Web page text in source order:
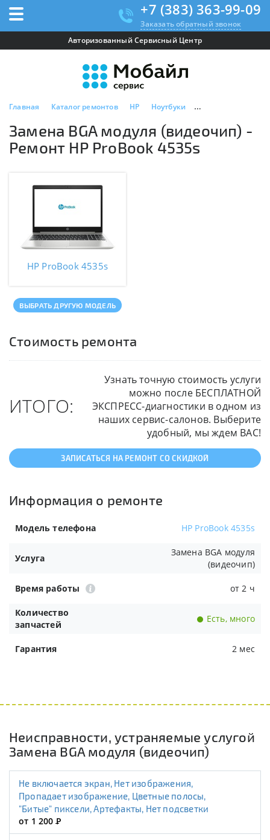
+7 (383) 363-99-09
Заказать обратный звонок
Авторизованный Сервисный Центр
Главная Каталог ремонтов HP Ноутбуки HP ProBook 4535s
Замена BGA модуля (видеочип) -
Ремонт HP ProBook 4535s
HP ProBook 4535s
ВЫБРАТЬ ДРУГУЮ МОДЕЛЬ
Стоимость ремонта
ИТОГО:
Узнать точную стоимость услуги
можно после БЕСПЛАТНОЙ
ЭКСПРЕСС-диагностики в одном из
наших сервис-салонов. Выберите
удобный, мы ждем ВАС!
ЗАПИСАТЬСЯ НА РЕМОНТ СО СКИДКОЙ
Информация о ремонте
Модель телефона HP ProBook 4535s
Услуга
Замена BGA модуля
(видеочип)
Время работы от 2 ч
Количество
запчастей
Есть, много
Гарантия 2 мес
Неисправности, устраняемые услугой
Замена BGA модуля (видеочип)
Не включается экран, Нет изображения,
Пропадает изображение, Цветные полосы,
"Битые" пиксели, Артефакты, Нет подсветки
от 1 200Р